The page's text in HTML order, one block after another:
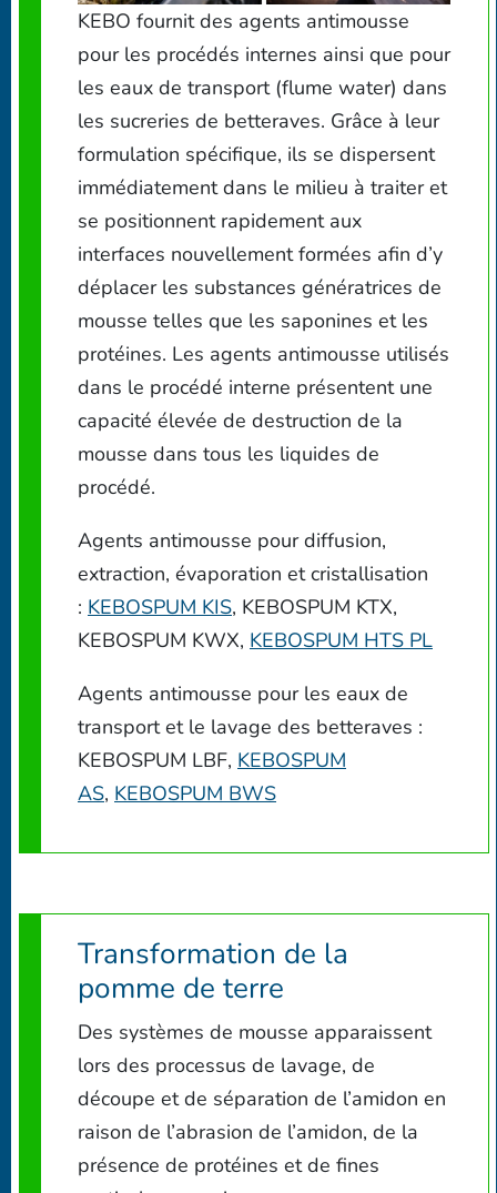
KEBO fournit des agents antimousse
pour les procédés internes ainsi que pour
les eaux de transport (flume water) dans
les sucreries de betteraves. Grâce à leur
formulation spécifique, ils se dispersent
immédiatement dans le milieu à traiter et
se positionnent rapidement aux
interfaces nouvellement formées afin d’y
déplacer les substances génératrices de
mousse telles que les saponines et les
protéines. Les agents antimousse utilisés
dans le procédé interne présentent une
capacité élevée de destruction de la
mousse dans tous les liquides de
procédé.
Agents antimousse pour diffusion,
extraction, évaporation et cristallisation
: KEBOSPUM KIS, KEBOSPUM KTX,
KEBOSPUM KWX, KEBOSPUM HTS PL
Agents antimousse pour les eaux de
transport et le lavage des betteraves :
KEBOSPUM LBF, KEBOSPUM
AS, KEBOSPUM BWS
Transformation de la
pomme de terre
Des systèmes de mousse apparaissent
lors des processus de lavage, de
découpe et de séparation de l’amidon en
raison de l’abrasion de l’amidon, de la
présence de protéines et de fines